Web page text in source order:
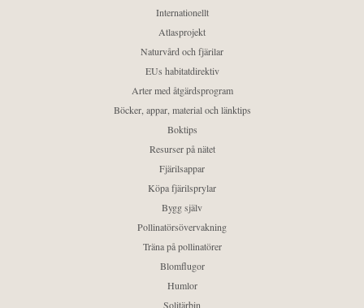
Internationellt
Atlasprojekt
Naturvård och fjärilar
EUs habitatdirektiv
Arter med åtgärdsprogram
Böcker, appar, material och länktips
Boktips
Resurser på nätet
Fjärilsappar
Köpa fjärilsprylar
Bygg själv
Pollinatörsövervakning
Träna på pollinatörer
Blomflugor
Humlor
Solitärbin